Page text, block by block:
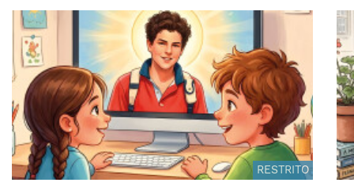
RESTRITO